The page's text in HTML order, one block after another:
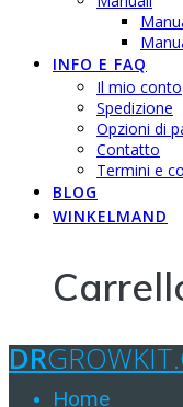
INFO E FAQ
Il mio conto
Spedizione
Opzioni di
Contatto
Termini e
BLOG
WINKELMAND
DR
Home